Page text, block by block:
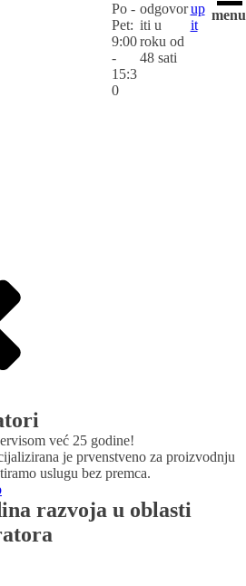
Po -
Pet:
9:00
-
15:3
0
odgovor
iti u
roku od
48 sati
up
it
menu
već 25 godine!
je prvenstveno za proizvodnju
uslugu bez premca.
razvoja u oblasti